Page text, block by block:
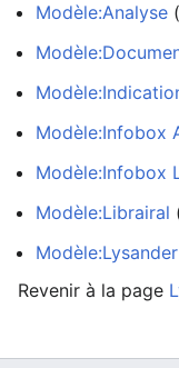
Modèle:Analyse (
Modèle:Infobox
Modèle:Infobox
Modèle:Librairal
Revenir à la page